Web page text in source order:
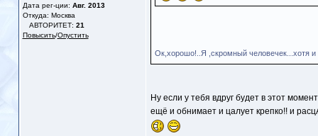
Дата рег-ции: Авг. 2013
Откуда: Москва
АВТОРИТЕТ: 21
Повысить/Опустить
Ок,хорошо!..Я ,скромный человечек...хотя и
Ну если у тебя вдруг будет в этот
ещё и обнимает и цалует крепко!! и